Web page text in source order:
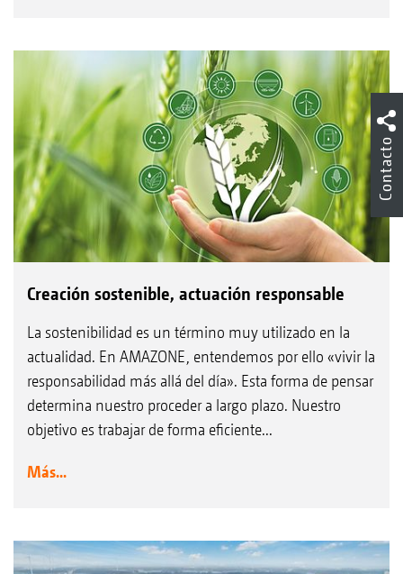
Creación sostenible, actuación responsable
La sostenibilidad es un término muy utilizado en la
actualidad. En AMAZONE, entendemos por ello «vivir la
responsabilidad más allá del día». Esta forma de pensar
determina nuestro proceder a largo plazo. Nuestro
objetivo es trabajar de forma eficiente...
Más...
Contacto